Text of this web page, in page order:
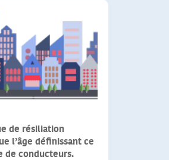
de résiliation
l’âge définissant ce
de conducteurs.